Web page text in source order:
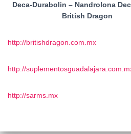
Deca-Durabolin – Nandrolona
British Dragon
http://britishdragon.com.mx
http://
http://sarms.mx